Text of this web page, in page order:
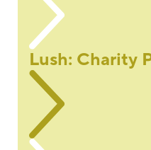
Lush: Charity